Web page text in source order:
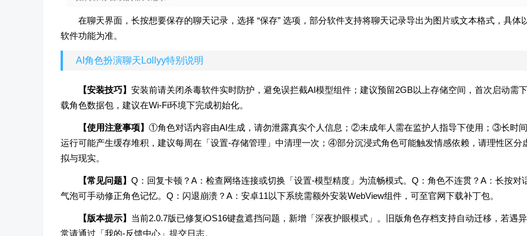
在聊天界面，长按想要保存的聊天记录，选择 “保存” 选项，部分软件支持将聊天记录导出为图片或文本格式，具体
软件功能为准。
AI角色扮演聊天Lollyy特别说明
【安装技巧】 安装前请关闭杀毒软件实时防护，避免误拦截AI模型组件；建议预留2GB以上存储空间，首次启动需下
载角色数据包，建议在Wi-Fi环境下完成初始化。
【使用注意事项】 ①角色对话内容由AI生成，请勿泄露真实个人信息；②未成年人需在监护人指导下使用；③长时间
运行可能产生缓存堆积，建议每周在「设置-存储管理」中清理一次；④部分沉浸式角色可能触发情感依赖，请理性区分
拟与现实。
【常见问题】 Q：回复卡顿？A：检查网络连接或切换「设置-模型精度」为流畅模式。Q：角色不连贯？A：长按对
气泡可手动修正角色记忆。Q：闪退崩溃？A：安卓11以下系统需额外安装WebView组件，可至官网下载补丁包。
【版本提示】 当前2.0.7版已修复iOS16键盘遮挡问题，新增「深夜护眼模式」。旧版角色存档支持自动迁移，若遇异
常请通过「我的-反馈中心」提交日志。